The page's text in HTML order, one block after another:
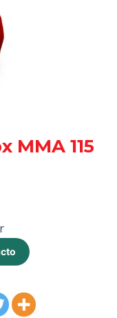
MMA 115